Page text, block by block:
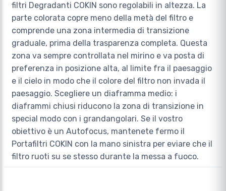
filtri Degradanti COKIN sono regolabili in altezza. La
parte colorata copre meno della metà del filtro e
comprende una zona intermedia di transizione
graduale, prima della trasparenza completa. Questa
zona va sempre controllata nel mirino e va posta di
preferenza in posizione alta, al limite fra il paesaggio
e il cielo in modo che il colore del filtro non invada il
paesaggio. Scegliere un diaframma medio: i
diaframmi chiusi riducono la zona di transizione in
special modo con i grandangolari. Se il vostro
obiettivo è un Autofocus, mantenete fermo il
Portafiltri COKIN con la mano sinistra per eviare che il
filtro ruoti su se stesso durante la messa a fuoco.